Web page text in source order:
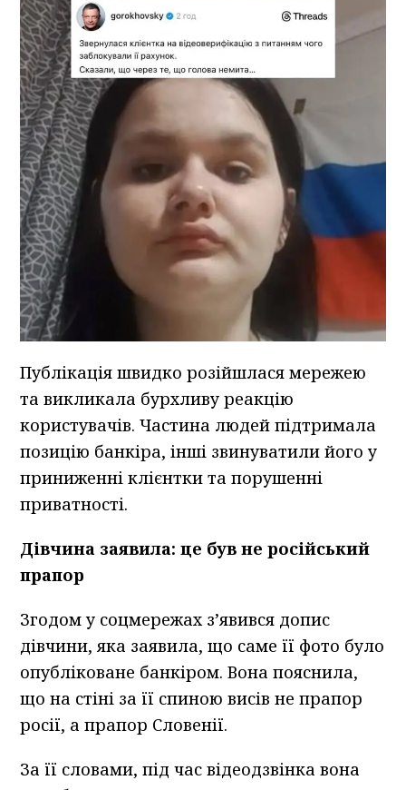
Публікація швидко розійшлася мережею
та викликала бурхливу реакцію
користувачів. Частина людей підтримала
позицію банкіра, інші звинуватили його у
приниженні клієнтки та порушенні
приватності.
Дівчина заявила: це був не російський
прапор
Згодом у соцмережах з’явився допис
дівчини, яка заявила, що саме її фото було
опубліковане банкіром. Вона пояснила,
що на стіні за її спиною висів не прапор
росії, а прапор Словенії.
За її словами, під час відеодзвінка вона